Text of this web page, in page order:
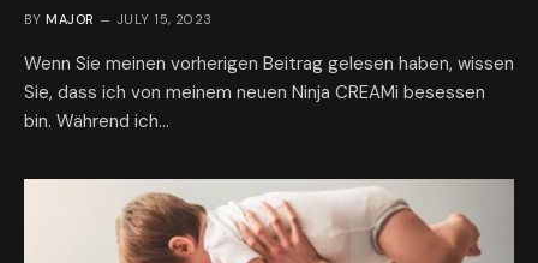
BY MAJOR JULY 15, 2023
Wenn Sie meinen vorherigen Beitrag gelesen haben, wissen
Sie, dass ich von meinem neuen Ninja CREAMi besessen
bin. Während ich…